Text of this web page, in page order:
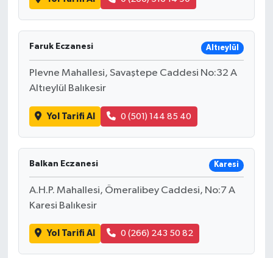
Faruk Eczanesi Altıeylül
Plevne Mahallesi, Savaştepe Caddesi No:32 A
Altıeylül Balıkesir
Yol Tarifi Al 0 (501) 144 85 40
Balkan Eczanesi Karesi
A.H.P. Mahallesi, Ömeralibey Caddesi, No:7 A
Karesi Balıkesir
Yol Tarifi Al 0 (266) 243 50 82